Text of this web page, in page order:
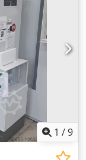
1 /9